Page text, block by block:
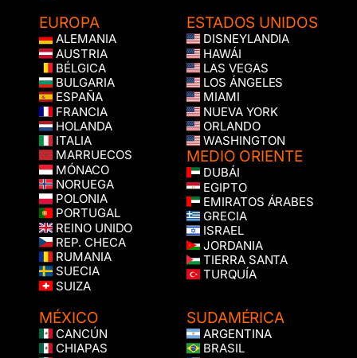
EUROPA
ALEMANIA
AUSTRIA
BÉLGICA
BULGARIA
ESPAÑA
FRANCIA
HOLANDA
ITALIA
MARRUECOS
MÓNACO
NORUEGA
POLONIA
PORTUGAL
REINO UNIDO
REP. CHECA
RUMANIA
SUECIA
SUIZA
ESTADOS UNIDOS
DISNEYLANDIA
HAWÁI
LAS VEGAS
LOS ÁNGELES
MIAMI
NUEVA YORK
ORLANDO
WASHINGTON
MEDIO ORIENTE
DUBÁI
EGIPTO
EMIRATOS ÁRABES
GRECIA
ISRAEL
JORDANIA
TIERRA SANTA
TURQUÍA
MÉXICO
CANCÚN
CHIAPAS
SUDAMÉRICA
ARGENTINA
BRASIL